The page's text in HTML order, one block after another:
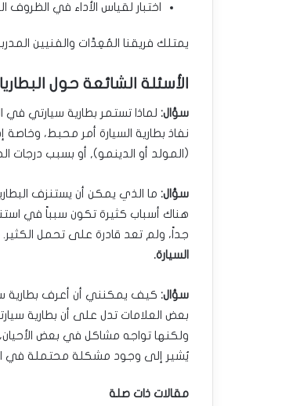
اختبار لقياس الأداء في الظروف
يمتلك فريقنا المُعِدَّات والفنيين
الأسئلة الشائعة حول
سؤال: لماذا تستمر بطارية سيارتي في
نفاذ بطارية السيارة أمر محبط،
(المولد أو الدينمو), أو بسبب درجات
سؤال: ما الذي يمكن أن يستنزف
هناك أسباب كثيرة تكون سبباً في
جداً، ولم تعد قادرة على تحمل الكثير.
السيارة.
سؤال: كيف يمكنني أن أعرف بطارية
بعض العلامات تدل على أن بطارية
ولكنها تواجه مشاكل في بعض
يُشير إلى وجود مشكلة محتملة في
مقالات ذات صلة